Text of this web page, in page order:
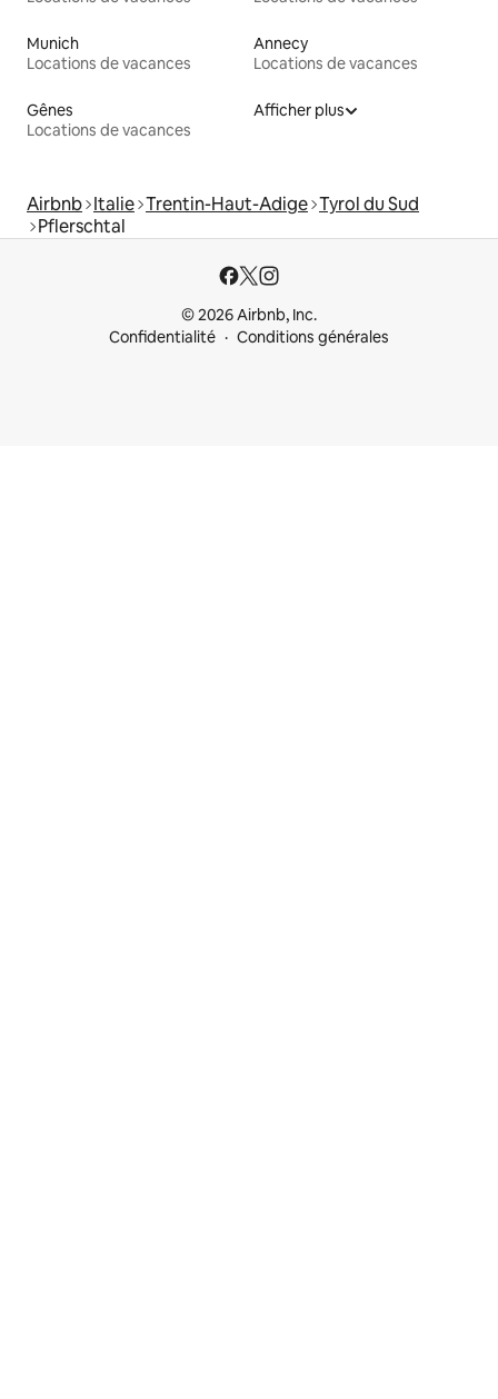
Munich
Locations de vacances
Annecy
Locations de vacances
Gênes
Locations de vacances
Afficher plus
Airbnb Italie Trentin-Haut-Adige Tyrol du Sud
Pflerschtal
© 2026 Airbnb, Inc.
Confidentialité
Conditions générales